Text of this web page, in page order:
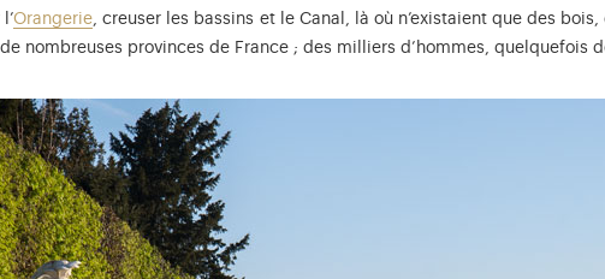
Orangerie, creuser les bassins et le Canal, là où n’existaient que des
nombreuses provinces de France ; des milliers d’hommes,